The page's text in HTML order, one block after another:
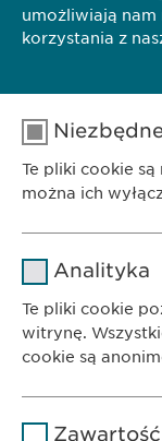
umożliwiają
korzystania z
Te pliki cookie
można ich
Czas
trwania
1
Powód
Analityka
Te pliki cookie
witrynę.
cookie są